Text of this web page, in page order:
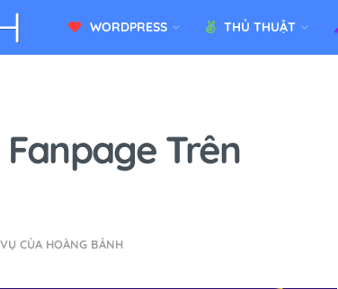
WORDPRESS THỦ THUẬT
Trên
CỦA HOÀNG BẢNH